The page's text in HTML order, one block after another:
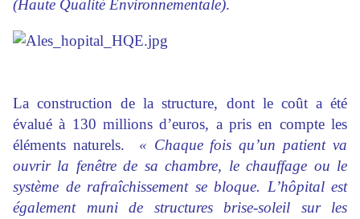
(Haute Qualité Environnementale).
La construction de la structure, dont le coût a été
évalué à 130 millions d’euros, a pris en compte les
éléments naturels. « Chaque fois qu’un patient va
ouvrir la fenêtre de sa chambre, le chauffage ou le
système de rafraîchissement se bloque. L’hôpital est
également muni de structures brise-soleil sur les